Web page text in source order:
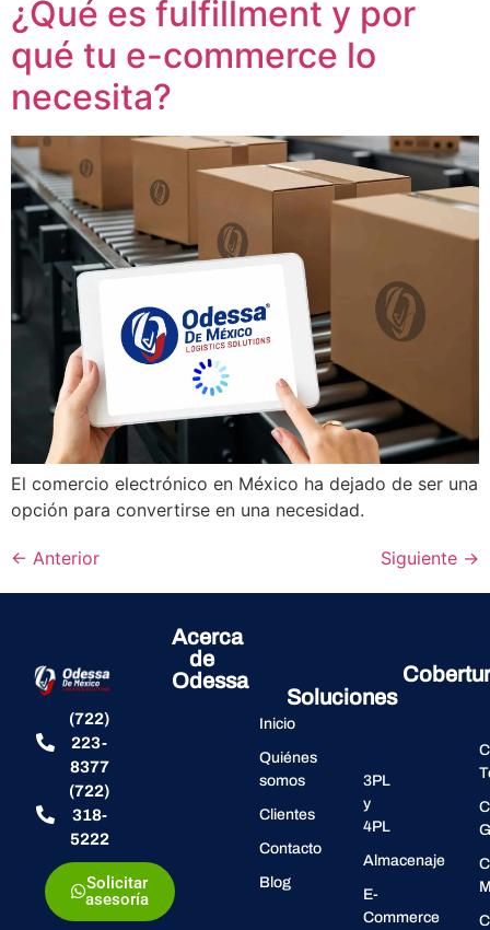
¿Qué es fulfillment y por
qué tu e-commerce lo
necesita?
El comercio electrónico en México ha dejado de ser una
opción para convertirse en una necesidad.
← Anterior Siguiente →
(722)
223-
8377
(722)
318-
5222
Solicitar
asesoría
Acerca
de
Odessa
Inicio
Quiénes
somos
Clientes
Contacto
Blog
Soluciones
3PL
y
4PL
Almacenaje
E-
Commerce